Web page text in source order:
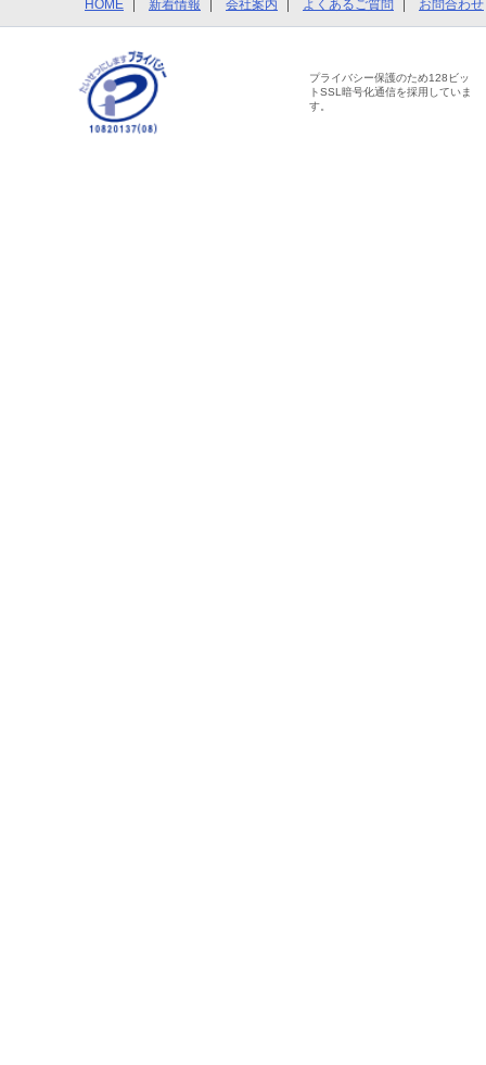
HOME 新着情報 会社案内 よくあるご質問 お問合わせ
プライバシー保護のため128ビッ
トSSL暗号化通信を採用していま
す。